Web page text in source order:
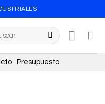
Presupuesto